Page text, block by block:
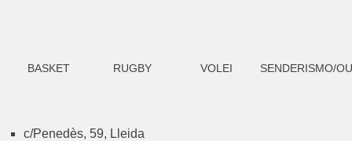
BASKET RUGBY VOLEI SENDERISMO/
c/Penedès, 59, Lleida